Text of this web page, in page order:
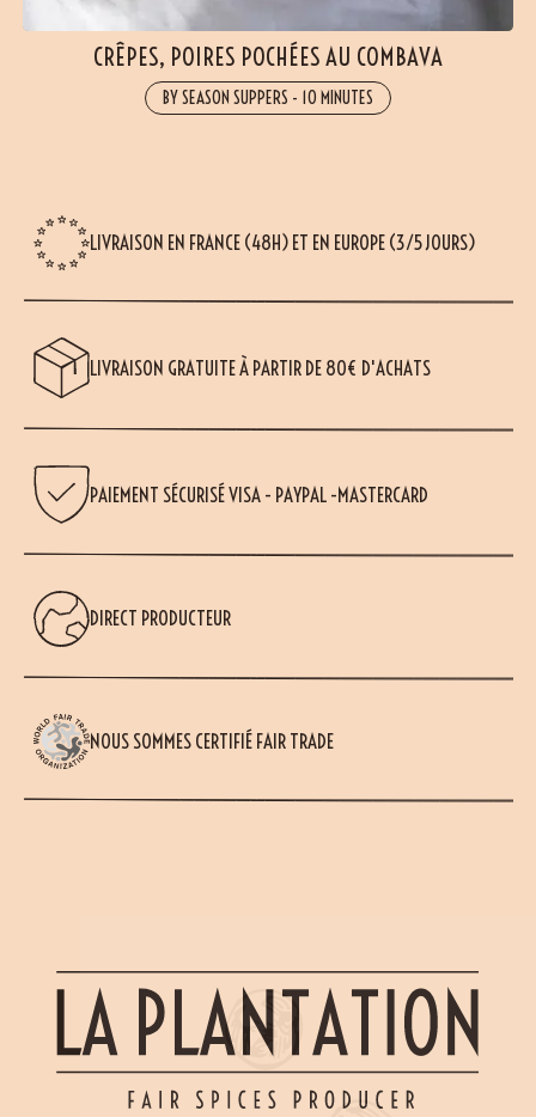
CRÊPES, POIRES POCHÉES AU COMBAVA
BY SEASON SUPPERS - 10 MINUTES
LIVRAISON EN FRANCE (48H) ET EN EUROPE (3/5 JOURS)
LIVRAISON GRATUITE À PARTIR DE 80€ D'ACHATS
PAIEMENT SÉCURISÉ VISA - PAYPAL -MASTERCARD
DIRECT PRODUCTEUR
NOUS SOMMES CERTIFIÉ FAIR TRADE